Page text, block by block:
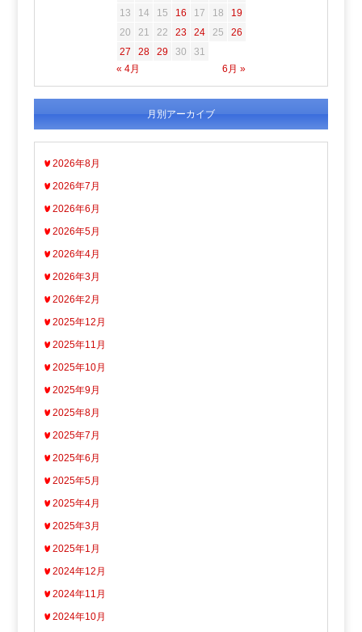
« 4月 6月 »
13
14 15 16 17 18
19
20
21 22 23 24 25
26
27
28 29 30 31
月別アーカイブ
2026年8月
2026年7月
2026年6月
2026年5月
2026年4月
2026年3月
2026年2月
2025年12月
2025年11月
2025年10月
2025年9月
2025年8月
2025年7月
2025年6月
2025年5月
2025年4月
2025年3月
2025年1月
2024年12月
2024年11月
2024年10月